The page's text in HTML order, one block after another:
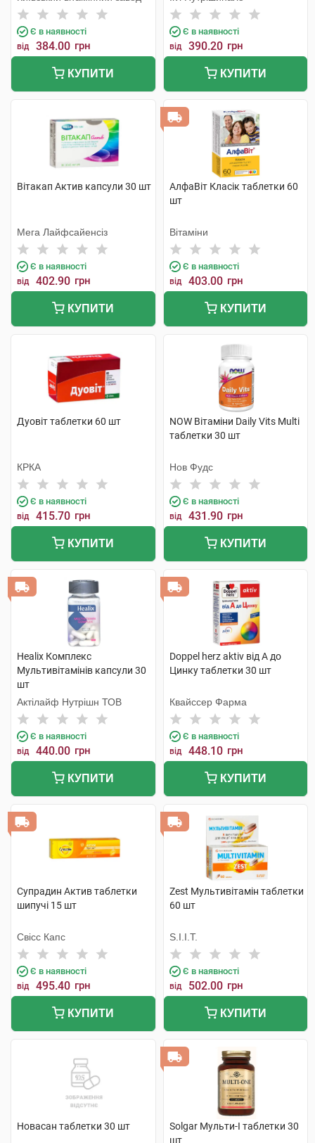
Є в наявності
від 384.00 грн
КУПИТИ
Є в наявності
від 390.20 грн
КУПИТИ
Вітакап Актив капсули 30 шт
Мега Лайфсайенсіз
Є в наявності
від 402.90 грн
КУПИТИ
АлфаВіт Класік таблетки 60
шт
Вітаміни
Є в наявності
від 403.00 грн
КУПИТИ
Дуовіт таблетки 60 шт
КРКА
Є в наявності
від 415.70 грн
КУПИТИ
NOW Вітаміни Daily Vits Multi
таблетки 30 шт
Нов Фудс
Є в наявності
від 431.90 грн
КУПИТИ
Healix Комплекс
Мультивітамінів капсули 30
шт
Актілайф Нутрішн ТОВ
Є в наявності
від 440.00 грн
КУПИТИ
Doppel herz aktiv від А до
Цинку таблетки 30 шт
Квайссер Фарма
Є в наявності
від 448.10 грн
КУПИТИ
Супрадин Актив таблетки
шипучі 15 шт
Свісс Капс
Є в наявності
від 495.40 грн
КУПИТИ
Zest Мультивітамін таблетки
60 шт
S.I.I.T.
Є в наявності
від 502.00 грн
КУПИТИ
Новасан таблетки 30 шт
Solgar Мульти-I таблетки 30
шт